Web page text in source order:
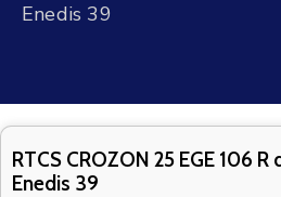
MER
Enedis 39
RTCS CROZON 25 EGE 106
Enedis 39